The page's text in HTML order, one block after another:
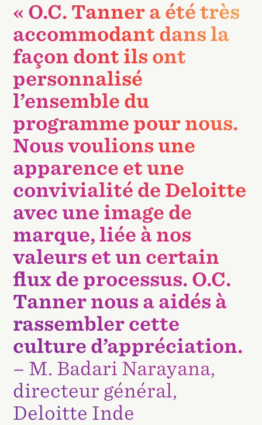
« O.C. Tanner a été très
accommodant dans la
façon dont ils ont
personnalisé
l’ensemble du
programme pour nous.
Nous voulions une
apparence et une
convivialité de Deloitte
avec une image de
marque, liée à nos
valeurs et un certain
flux de processus. O.C.
Tanner nous a aidés à
rassembler cette
culture d’appréciation.
– M. Badari Narayana,
directeur général,
Deloitte Inde